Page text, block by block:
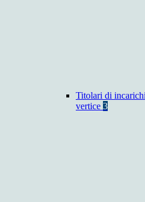
Titolari di
vertice 3